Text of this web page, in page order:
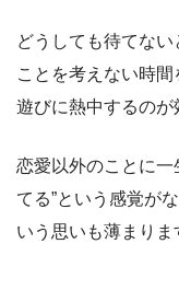
どうしても待てな
ことを考えない時
遊びに熱中するのが
恋愛以外のことに一
てる”という感覚が
いう思いも薄まりま